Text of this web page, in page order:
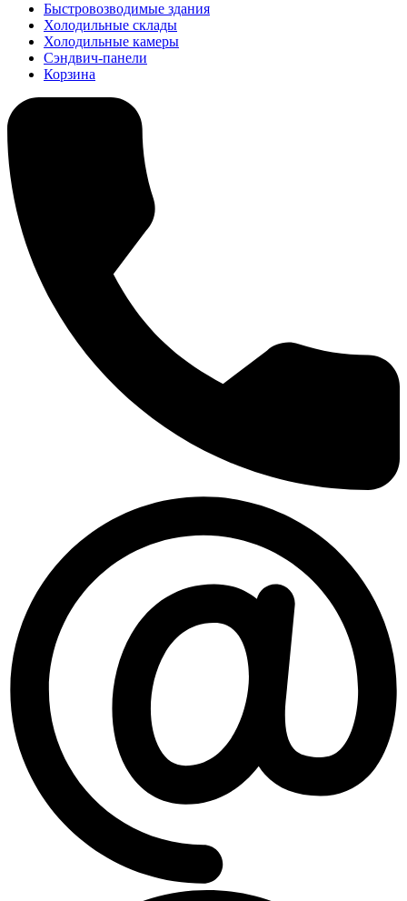
Быстровозводимые здания
Холодильные склады
Холодильные камеры
Сэндвич-панели
Корзина